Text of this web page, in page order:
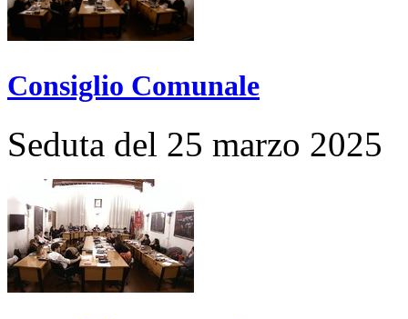
Consiglio Comunale
Seduta del 25 marzo 2025